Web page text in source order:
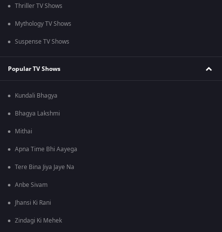
Thriller TV Shows
Mythology TV Shows
Suspense TV Shows
Popular TV Shows
Kundali Bhagya
Bhagya Lakshmi
Mithai
Apna Time Bhi Aayega
Tere Bina Jiya Jaye Na
Anbe Sivam
Jhansi Ki Rani
Zindagi Ki Mehek